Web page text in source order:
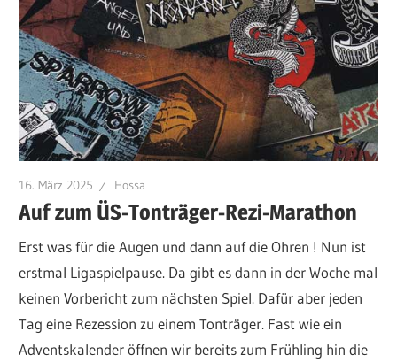
16. März 2025 Hossa
Auf zum ÜS-Tonträger-Rezi-Marathon
Erst was für die Augen und dann auf die Ohren ! Nun ist
erstmal Ligaspielpause. Da gibt es dann in der Woche mal
keinen Vorbericht zum nächsten Spiel. Dafür aber jeden
Tag eine Rezession zu einem Tonträger. Fast wie ein
Adventskalender öffnen wir bereits zum Frühling hin die